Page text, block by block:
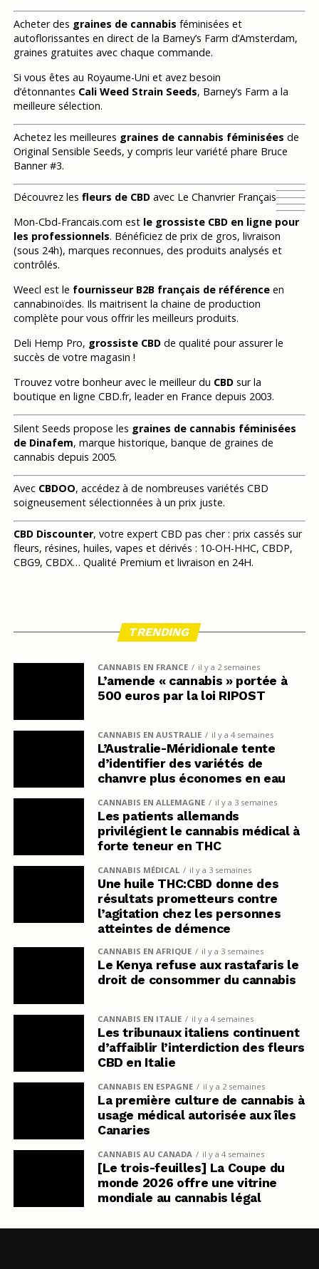
Acheter des graines de cannabis féminisées et
autoflorissantes en direct de la Barney’s Farm d’Amsterdam,
graines gratuites avec chaque commande.
Si vous êtes au Royaume-Uni et avez besoin
d’étonnantes Cali Weed Strain Seeds, Barney’s Farm a la
meilleure sélection.
Achetez les meilleures graines de cannabis féminisées de
Original Sensible Seeds, y compris leur variété phare Bruce
Banner #3.
Découvrez les fleurs de CBDavec Le Chanvrier Français
Mon-Cbd-Francais.com est le grossiste CBD en ligne pour
les professionnels. Bénéficiez de prix de gros, livraison
(sous 24h), marques reconnues, des produits analysés et
contrôlés.
Weecl est le fournisseur B2B français de référenceen
cannabinoïdes. Ils maitrisent la chaine de production
complète pour vous offrir les meilleurs produits.
Deli Hemp Pro, grossiste CBDde qualité pour assurer le
succès de votre magasin !
Trouvez votre bonheur avec le meilleur du CBDsur la
boutique en ligne CBD.fr, leader en France depuis 2003.
Silent Seeds propose les graines de cannabis féminisées
de Dinafem, marque historique, banque de graines de
cannabis depuis 2005.
Avec CBDOO, accédez à de nombreuses variétés CBD
soigneusement sélectionnées à un prix juste.
CBD Discounter, votre expert CBD pas cher : prix cassés sur
fleurs, résines, huiles, vapes et dérivés : 10-OH-HHC, CBDP,
CBG9, CBDX… Qualité Premium et livraison en 24H.
TRENDING
CANNABIS EN FRANCE il y a 2 semaines
L’amende « cannabis » portée à
500 euros par la loi RIPOST
CANNABIS EN AUSTRALIE il y a 4 semaines
L’Australie-Méridionale tente
d’identifier des variétés de
chanvre plus économes en eau
CANNABIS EN ALLEMAGNE il y a 3 semaines
Les patients allemands
privilégient le cannabis médical à
forte teneur en THC
CANNABIS MÉDICAL il y a 3 semaines
Une huile THC:CBD donne des
résultats prometteurs contre
l’agitation chez les personnes
atteintes de démence
CANNABIS EN AFRIQUE il y a 3 semaines
Le Kenya refuse aux rastafaris le
droit de consommer du cannabis
CANNABIS EN ITALIE il y a 4 semaines
Les tribunaux italiens continuent
d’affaiblir l’interdiction des fleurs
CBD en Italie
CANNABIS EN ESPAGNE il y a 2 semaines
La première culture de cannabis à
usage médical autorisée aux îles
Canaries
CANNABIS AU CANADA il y a 4 semaines
[Le trois-feuilles] La Coupe du
monde 2026 offre une vitrine
mondiale au cannabis légal